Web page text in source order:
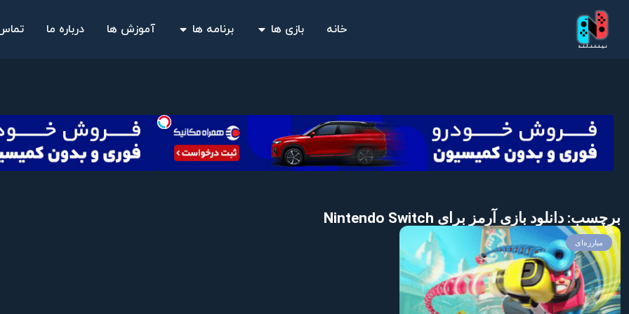
خانه بازی ها برنامه ها آموزش ها درباره ما
برچسب: دانلود بازی آرمز برای Nintendo Switch
مبارزه‌ای